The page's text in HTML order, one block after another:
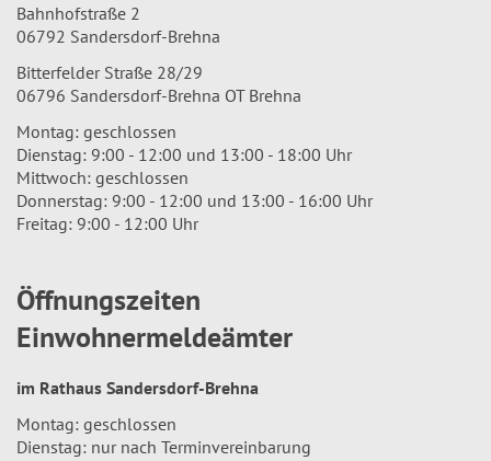
Bahnhofstraße 2
06792 Sandersdorf-Brehna
Bitterfelder Straße 28/29
06796 Sandersdorf-Brehna OT Brehna
Montag: geschlossen
Dienstag: 9:00 - 12:00 und 13:00 - 18:00 Uhr
Mittwoch: geschlossen
Donnerstag: 9:00 - 12:00 und 13:00 - 16:00 Uhr
Freitag: 9:00 - 12:00 Uhr
Öffnungszeiten
Einwohnermeldeämter
im Rathaus Sandersdorf-Brehna
Montag: geschlossen
Dienstag: nur nach Terminvereinbarung